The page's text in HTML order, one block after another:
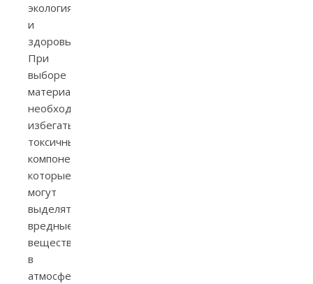
экология
и
здоровье.
При
выборе
материалов
необходимо
избегать
токсичных
компонентов,
которые
могут
выделять
вредные
вещества
в
атмосферу.